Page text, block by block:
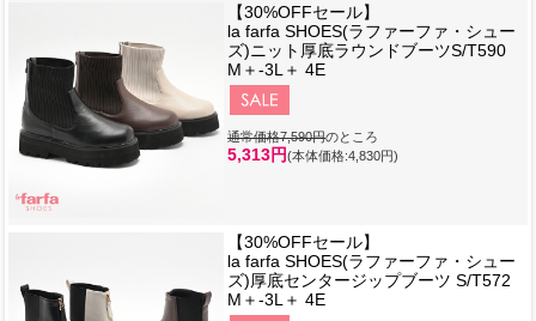
【30%OFFセール】
la farfa SHOES(ラファーファ・シュー
ズ)ニット厚底ラウンドブーツS/T590
M＋-3L＋ 4E
通常価格7,590円のところ
5,313円(本体価格:4,830円)
【30%OFFセール】
la farfa SHOES(ラファーファ・シュー
ズ)厚底センタージップブーツ S/T572
M＋-3L＋ 4E